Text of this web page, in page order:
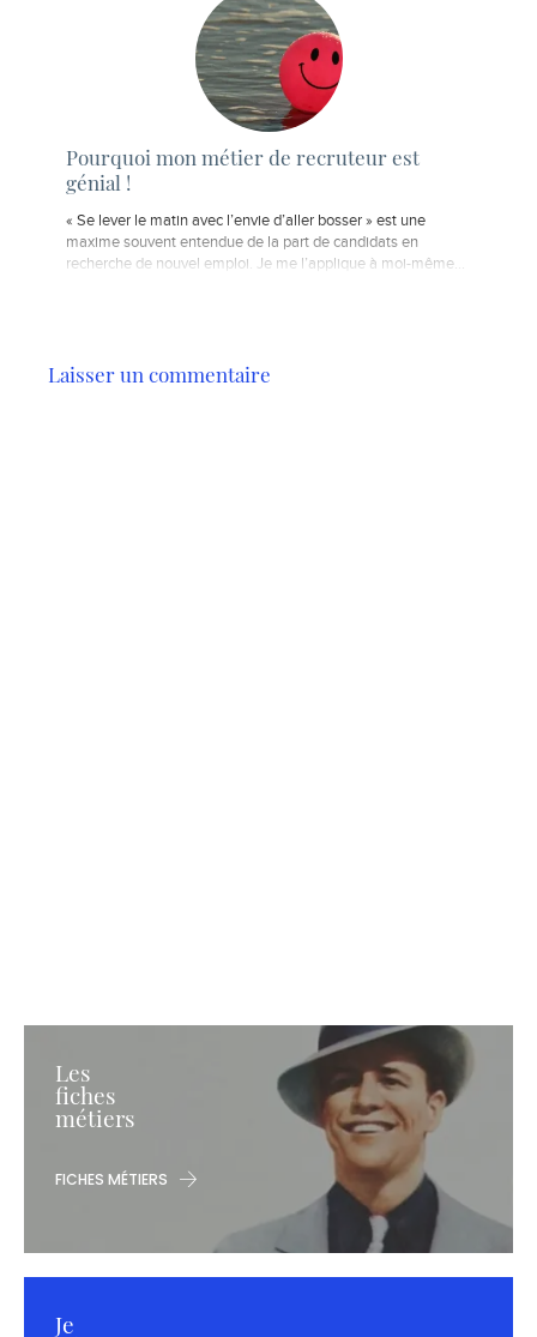
Pourquoi mon métier de recruteur est
génial !
« Se lever le matin avec l’envie d’aller bosser » est une
maxime souvent entendue de la part de candidats en
recherche de nouvel emploi. Je me l’applique à moi-même…
Laisser un commentaire
Les
fiches
métiers
FICHES MÉTIERS
Je